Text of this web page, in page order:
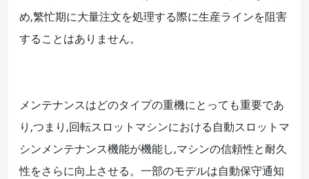
め,繁忙期に大量注文を処理する際に生産ラインを阻害
することはありません。
メンテナンスはどのタイプの重機にとっても重要であ
り,つまり,回転スロットマシンにおける自動スロットマ
シンメンテナンス機能が機能し,マシンの信頼性と耐久
性をさらに向上させる。一部のモデルは自動保守通知